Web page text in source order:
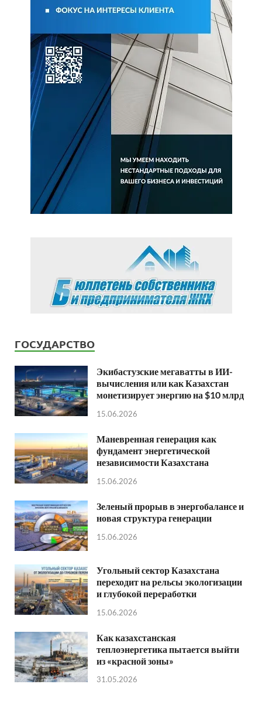
ГОСУДАРСТВО
Экибастузские мегаватты в ИИ-
вычисления или как Казахстан
монетизирует энергию на $10 млрд
15.06.2026
Маневренная генерация как
фундамент энергетической
независимости Казахстана
15.06.2026
Зеленый прорыв в энергобалансе и
новая структура генерации
15.06.2026
Угольный сектор Казахстана
переходит на рельсы экологизации
и глубокой переработки
15.06.2026
Как казахстанская
теплоэнергетика пытается выйти
из «красной зоны»
31.05.2026